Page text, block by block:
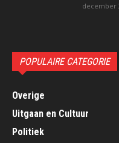
december
POPULAIRE CATEGORIE
Overige
Uitgaan en Cultuur
Politiek